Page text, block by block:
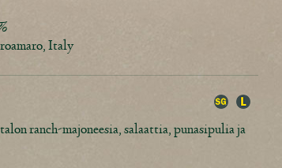
Italy
ranch-majoneesia, salaattia, punasipulia ja